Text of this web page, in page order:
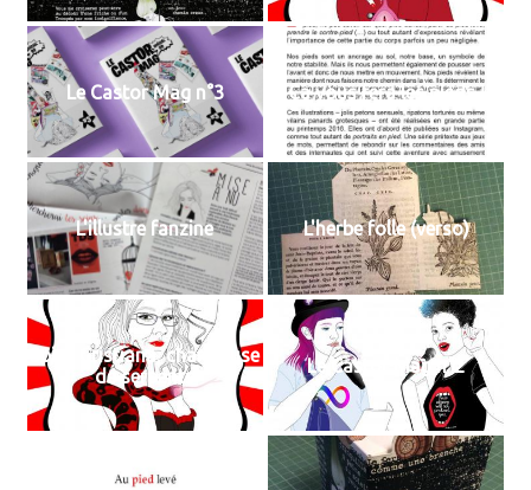
Le Castor Mag n°3 Ça vous fera les pieds !
L'illustre fanzine L'herbe folle (verso)
Spicy Cristiana, charmeuse
de serpents
Le Castor Mag n°2